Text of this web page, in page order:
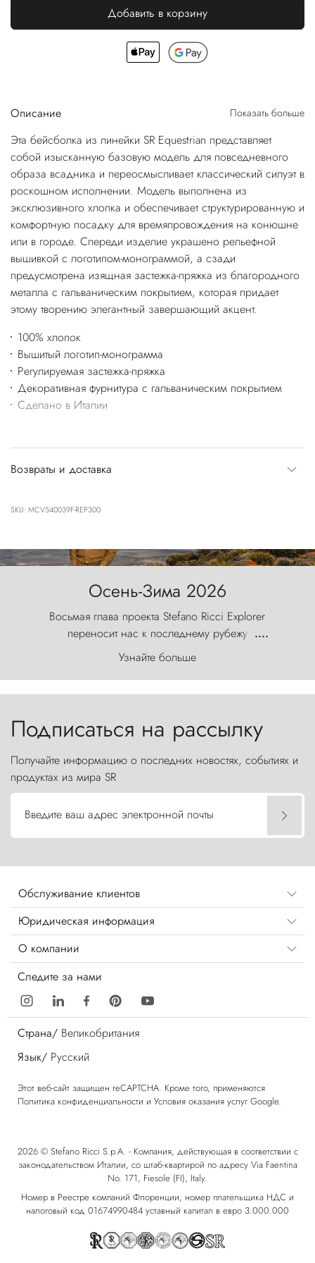
Добавить в корзину
Описание Показать больше
Эта бейсболка из линейки SR Equestrian представляет
собой изысканную базовую модель для повседневного
образа всадника и переосмысливает классический силуэт в
роскошном исполнении. Модель выполнена из
эксклюзивного хлопка и обеспечивает структурированную и
комфортную посадку для времяпровождения на конюшне
или в городе. Спереди изделие украшено рельефной
вышивкой с логотипом-монограммой, а сзади
предусмотрена изящная застежка-пряжка из благородного
металла с гальваническим покрытием, которая придает
этому творению элегантный завершающий акцент.
100% хлопок
Вышитый логотип-монограмма
Регулируемая застежка-пряжка
Декоративная фурнитура с гальваническим покрытием
Сделано в Италии
Возвраты и доставка
SKU: MCV540039F-REP300
Осень-Зима 2026
Восьмая глава проекта Stefano Ricci Explorer
переносит нас к последнему рубежу
первозданного мира, где ветер с
первобытной яростью ваяет ландшафт, а пики
Торрес-дель-Пайне, словно каменные стражи,
....
Узнайте больше
Подписаться на рассылку
Получайте информацию о последних новостях, событиях и
продуктах из мира SR
Введите ваш адрес электронной почты
Обслуживание клиентов
Юридическая информация
О компании
Следите за нами
Страна/ Великобритания
Язык/ Русский
Этот веб-сайт защищен reCAPTCHA. Кроме того, применяются
Политика конфиденциальности и Условия оказания услуг Google.
2026 © Stefano Ricci S.p.A. - Компания, действующая в соответствии с
законодательством Италии, со штаб-квартирой по адресу Via Faentina
No. 171, Fiesole (FI), Italy.
Номер в Реестре компаний Флоренции, номер плательщика НДС и
налоговый код 01674990484 уставный капитал в евро 3.000.000